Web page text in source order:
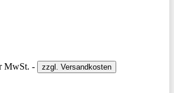
MwSt. - zzgl. Versandkosten